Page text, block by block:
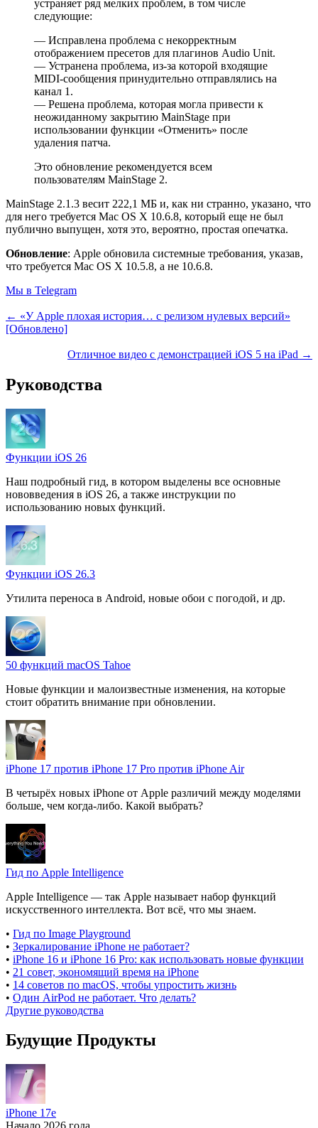
устраняет ряд мелких проблем, в том числе
следующие:
— Исправлена проблема с некорректным
отображением пресетов для плагинов Audio Unit.
— Устранена проблема, из-за которой входящие
MIDI-сообщения принудительно отправлялись на
канал 1.
— Решена проблема, которая могла привести к
неожиданному закрытию MainStage при
использовании функции «Отменить» после
удаления патча.
Это обновление рекомендуется всем
пользователям MainStage 2.
MainStage 2.1.3 весит 222,1 МБ и, как ни странно, указано, что
для него требуется Mac OS X 10.6.8, который еще не был
публично выпущен, хотя это, вероятно, простая опечатка.
Обновление: Apple обновила системные требования, указав,
что требуется Mac OS X 10.5.8, а не 10.6.8.
Мы в Telegram
← «У Apple плохая история… с релизом нулевых версий»
[Обновлено]
Отличное видео с демонстрацией iOS 5 на iPad →
Руководства
Функции iOS 26
Наш подробный гид, в котором выделены все основные
нововведения в iOS 26, а также инструкции по
использованию новых функций.
Функции iOS 26.3
Утилита переноса в Android, новые обои с погодой, и др.
50 функций macOS Tahoe
Новые функции и малоизвестные изменения, на которые
стоит обратить внимание при обновлении.
iPhone 17 против iPhone 17 Pro против iPhone Air
В четырёх новых iPhone от Apple различий между моделями
больше, чем когда-либо. Какой выбрать?
Гид по Apple Intelligence
Apple Intelligence — так Apple называет набор функций
искусственного интеллекта. Вот всё, что мы знаем.
• Гид по Image Playground
• Зеркалирование iPhone не работает?
• iPhone 16 и iPhone 16 Pro: как использовать новые функции
• 21 совет, экономящий время на iPhone
• 14 советов по macOS, чтобы упростить жизнь
• Один AirPod не работает. Что делать?
Другие руководства
Будущие Продукты
iPhone 17e